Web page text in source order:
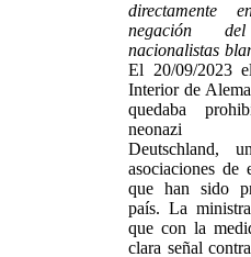
directamente
negación del
nacionalistas
El 20/09/2023
Interior de
quedaba
neonazi
Deutschland,
asociaciones de
que han sido
país. La
que con la
clara señal